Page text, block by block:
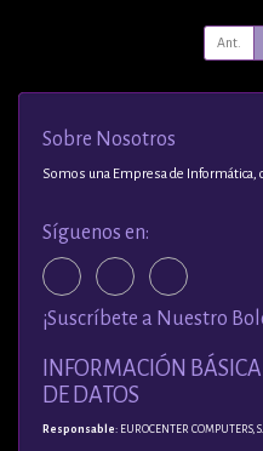
Ant.
Sobre Nosotros
Somos una Empresa de Informática,
Síguenos en:
¡Suscríbete a Nuestro
INFORMACIÓN
DE DATOS
Responsable: EUROCENTER COMPUTERS,